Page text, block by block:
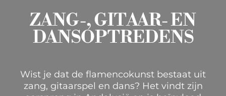
ZANG-, GITAAR- EN
DANSOPTREDENS
Wist je dat de flamencokunst bestaat uit
zang, gitaarspel en dans? Het vindt zijn